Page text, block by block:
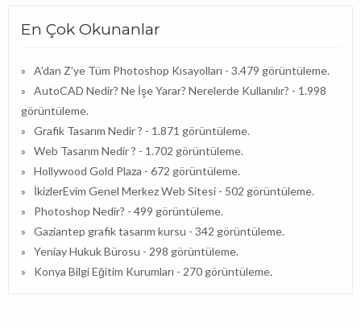
En Çok Okunanlar
A’dan Z’ye Tüm Photoshop Kısayolları - 3.479 görüntüleme.
AutoCAD Nedir? Ne İşe Yarar? Nerelerde Kullanılır? - 1.998
görüntüleme.
Grafik Tasarım Nedir ? - 1.871 görüntüleme.
Web Tasarım Nedir ? - 1.702 görüntüleme.
Hollywood Gold Plaza - 672 görüntüleme.
İkizlerEvim Genel Merkez Web Sitesi - 502 görüntüleme.
Photoshop Nedir? - 499 görüntüleme.
Gaziantep grafik tasarım kursu - 342 görüntüleme.
Yeniay Hukuk Bürosu - 298 görüntüleme.
Konya Bilgi Eğitim Kurumları - 270 görüntüleme.